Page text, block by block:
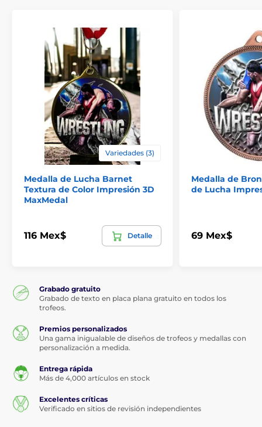
Variedades (3)
Medalla de Lucha Barnet
Textura de Color Impresión 3D
MaxMedal
116 Mex$ Detalle
Medalla de
de Lucha
69 Mex$
Grabado gratuito
Grabado de texto en placa plana gratuito en todos los
trofeos.
Premios personalizados
Una gama inigualable de diseños de trofeos y medallas con
personalización a medida.
Entrega rápida
Más de 4,000 artículos en stock
Excelentes críticas
Verificado en sitios de revisión independientes